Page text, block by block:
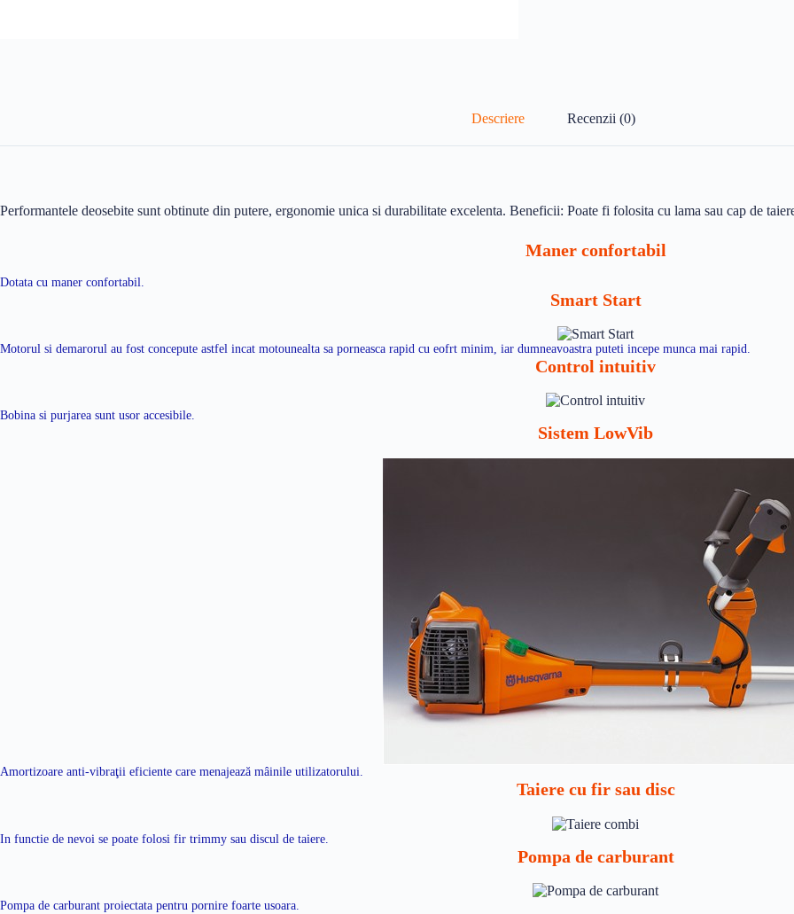
Descriere Recenzii (0)
Performantele deosebite sunt obtinute din putere, ergonomie unica si durabilitate excelenta. Beneficii: Poate fi folosita cu lama sau cap de
Maner confortabil
Dotata cu maner confortabil.
Smart Start
Motorul si demarorul au fost concepute astfel incat motounealta sa porneasca rapid cu eofrt minim, iar dumneavoastra puteti incepe munca mai rapid.
Control intuitiv
Bobina si purjarea sunt usor accesibile.
Sistem LowVib
Amortizoare anti-vibraţii eficiente care menajează mâinile utilizatorului.
Taiere cu fir sau disc
In functie de nevoi se poate folosi fir trimmy sau discul de taiere.
Pompa de carburant
Pompa de carburant proiectata pentru pornire foarte usoara.